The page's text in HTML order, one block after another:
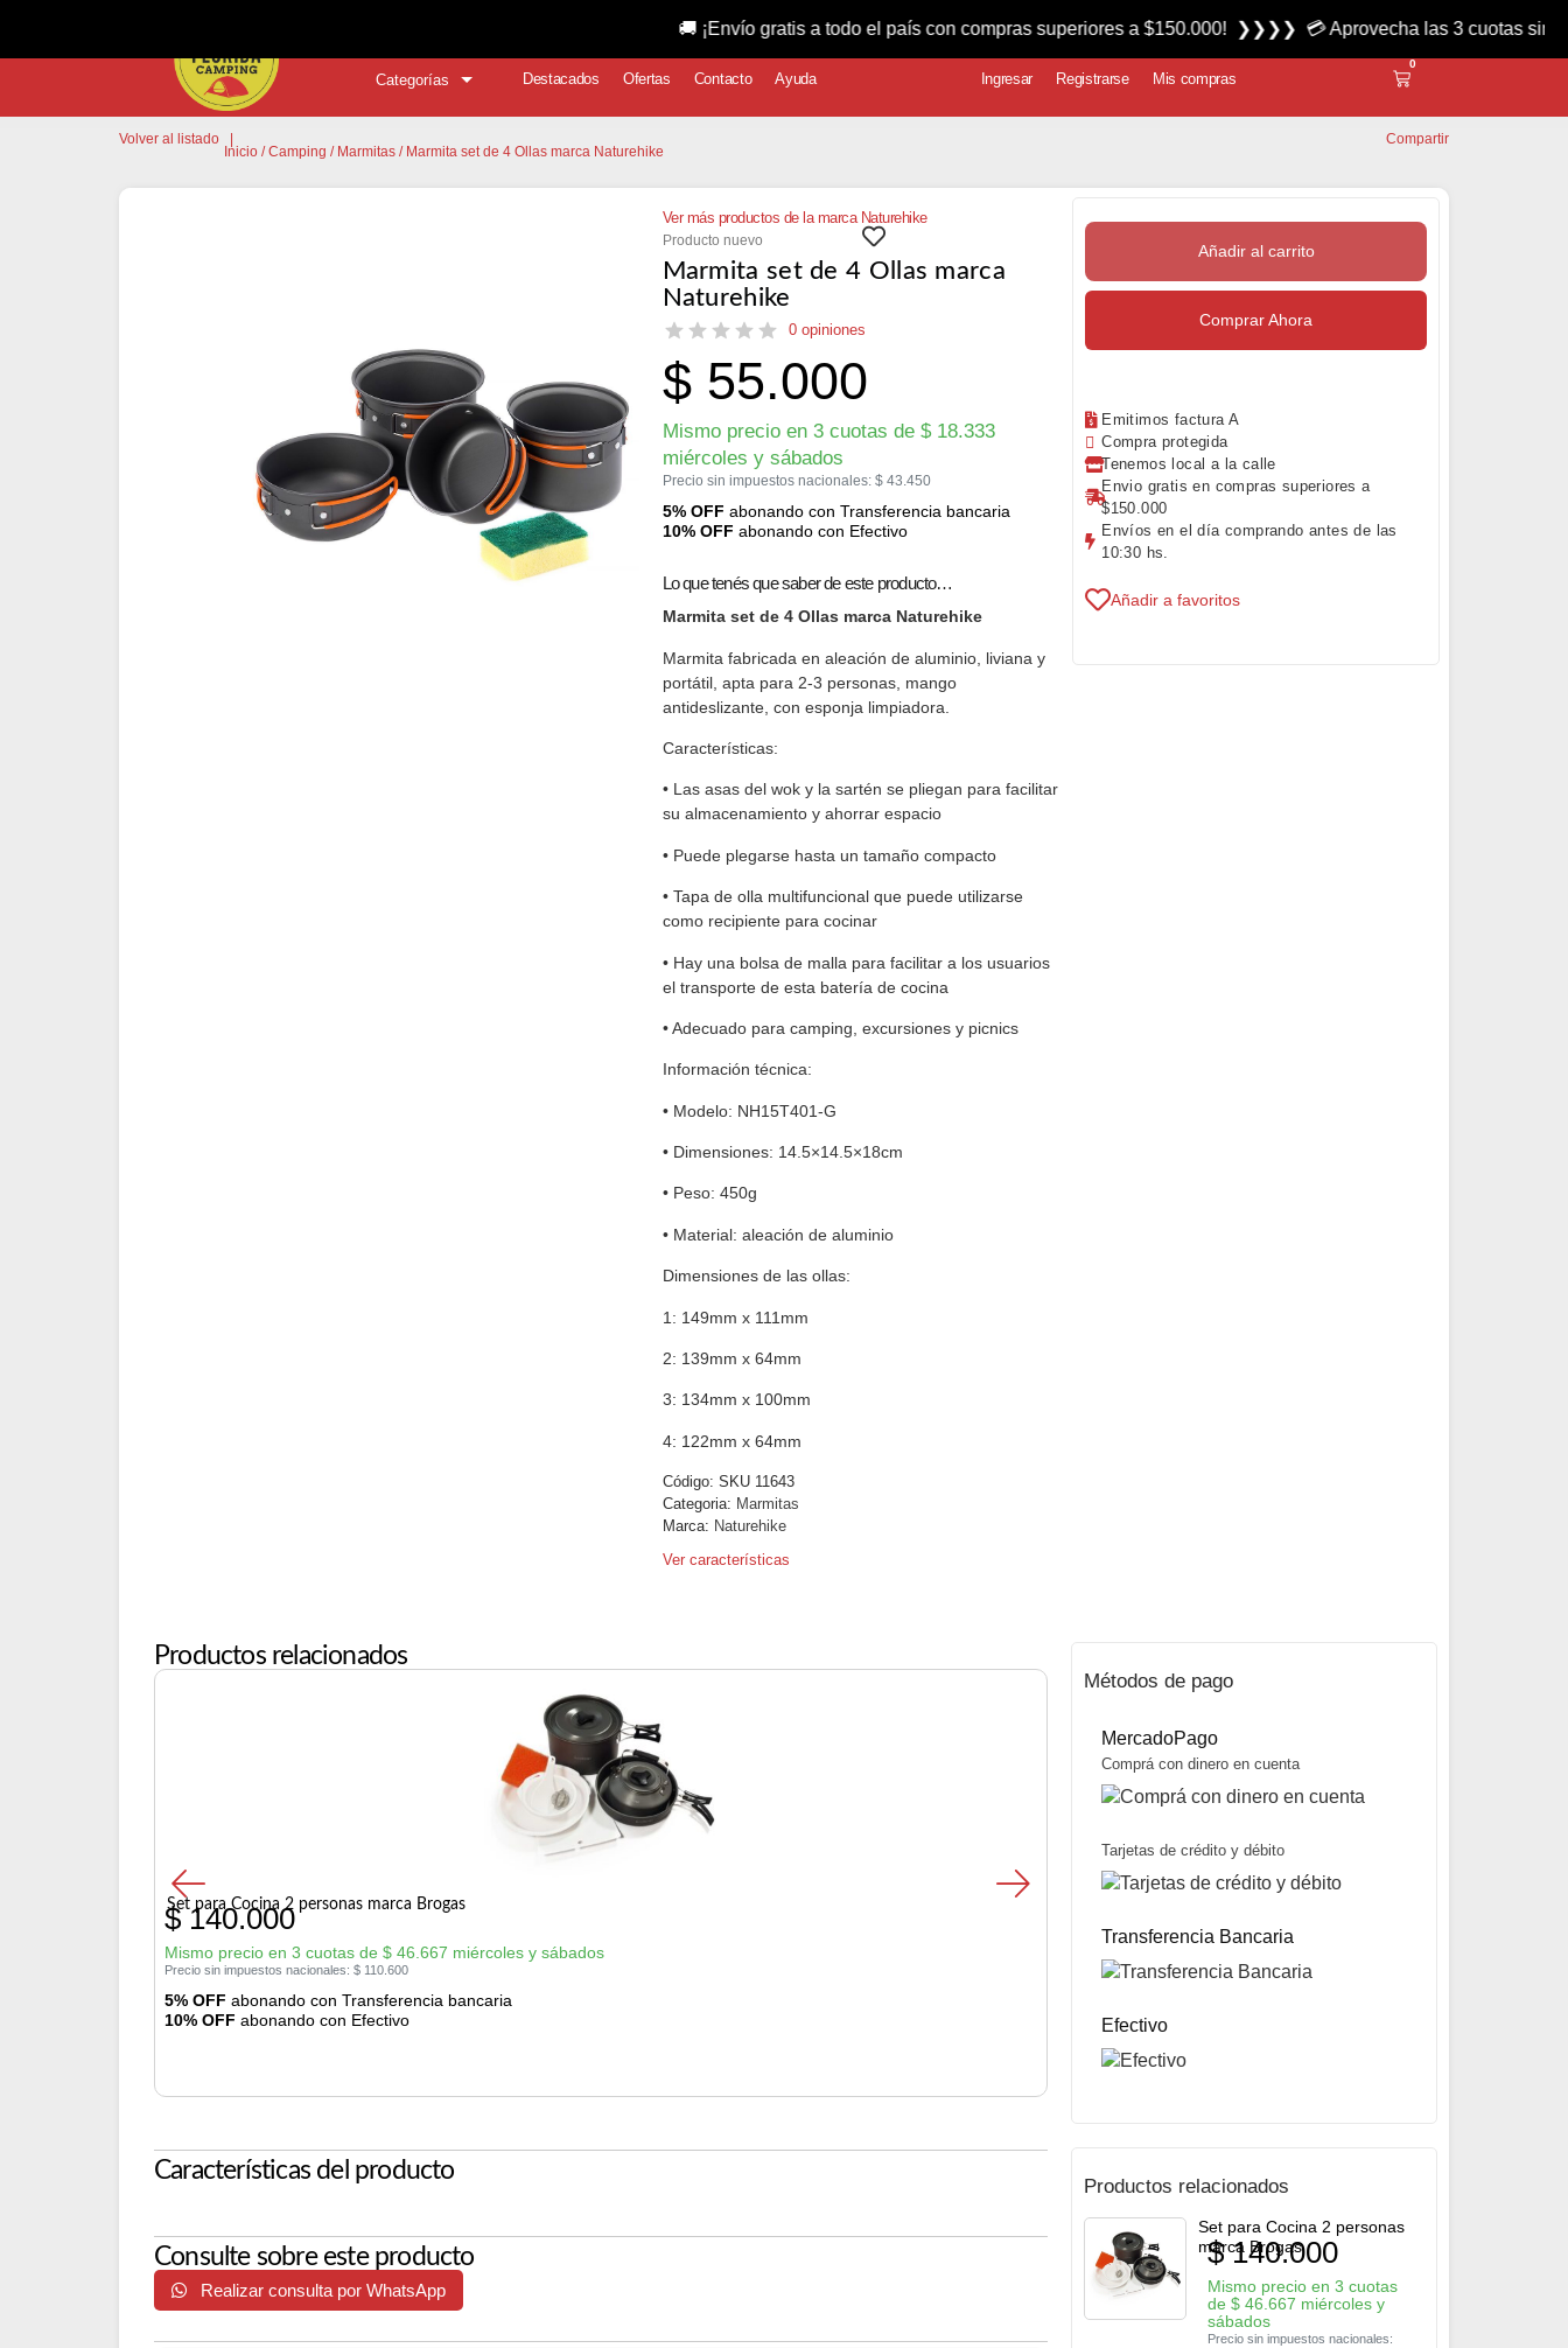
Categorías Destacados Ofertas Contacto Ayuda Ingresar Registrarse Mis compras
0
Volver al listado
Inicio /Camping / Marmitas / Marmita set de 4 Ollas marca Naturehike
Compartir
Ver más productos de la marca Naturehike
Producto nuevo
Marmita set de 4 Ollas marca
Naturehike
0 opiniones
$55.000
Mismo precio en 3 cuotas de $18.333
miércoles y sábados
Precio sin impuestos nacionales: $43.450
5% OFF abonando con Transferencia bancaria
10% OFF abonando con Efectivo
Lo que tenés que saber de este producto…
Marmita set de 4 Ollas marca Naturehike
Marmita fabricada en aleación de aluminio, liviana y
portátil, apta para 2-3 personas, mango
antideslizante, con esponja limpiadora.
Características:
• Las asas del wok y la sartén se pliegan para facilitar
su almacenamiento y ahorrar espacio
• Puede plegarse hasta un tamaño compacto
• Tapa de olla multifuncional que puede utilizarse
como recipiente para cocinar
• Hay una bolsa de malla para facilitar a los usuarios
el transporte de esta batería de cocina
• Adecuado para camping, excursiones y picnics
Información técnica:
• Modelo: NH15T401-G
• Dimensiones: 14.5×14.5×18cm
• Peso: 450g
• Material: aleación de aluminio
Dimensiones de las ollas:
1: 149mm x 111mm
2: 139mm x 64mm
3: 134mm x 100mm
4: 122mm x 64mm
Código: SKU 11643
Categoria: Marmitas
Marca: Naturehike
Ver características
Añadir al carrito
Comprar Ahora
Emitimos factura A
Compra protegida
Tenemos local a la calle
Envio gratis en compras superiores a
$150.000
Envíos en el día comprando antes de las
10:30 hs.
Añadir a favoritos
Productos relacionados
Set para Cocina 2 personas marca Brogas
$140.000
Mismo precio en 3 cuotas de $ 46.667 miércoles y sábados
Precio sin impuestos nacionales: $ 110.600
5% OFF abonando con Transferencia bancaria
10% OFF abonando con Efectivo
Precio sin impuestos nacionales:$214.090
10% OFFabonando con Efectivo
ENVÍO GRATIS A TODO EL PAÍS
Características del producto
Consulte sobre este producto
Realizar consulta por WhatsApp
Métodos de pago
MercadoPago
Comprá con dinero en cuenta
Tarjetas de crédito y débito
Transferencia Bancaria
Efectivo
Productos relacionados
Set para Cocina 2 personas
marca Brogas
$140.000
Mismo precio en 3 cuotas
de $46.667 miércoles y
sábados
Precio sin impuestos nacionales:
🚚 ¡Envío gratis a todo el país con compras superiores a $150.000! ❯❯❯❯ 💳 Aprovecha las 3 cuotas sin interés